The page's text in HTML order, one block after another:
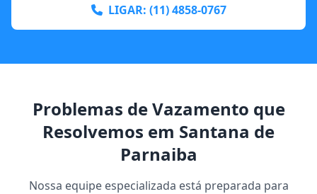
LIGAR: (11) 4858-0767
Problemas de Vazamento que
Resolvemos em Santana de
Parnaiba
Nossa equipe especializada está preparada para